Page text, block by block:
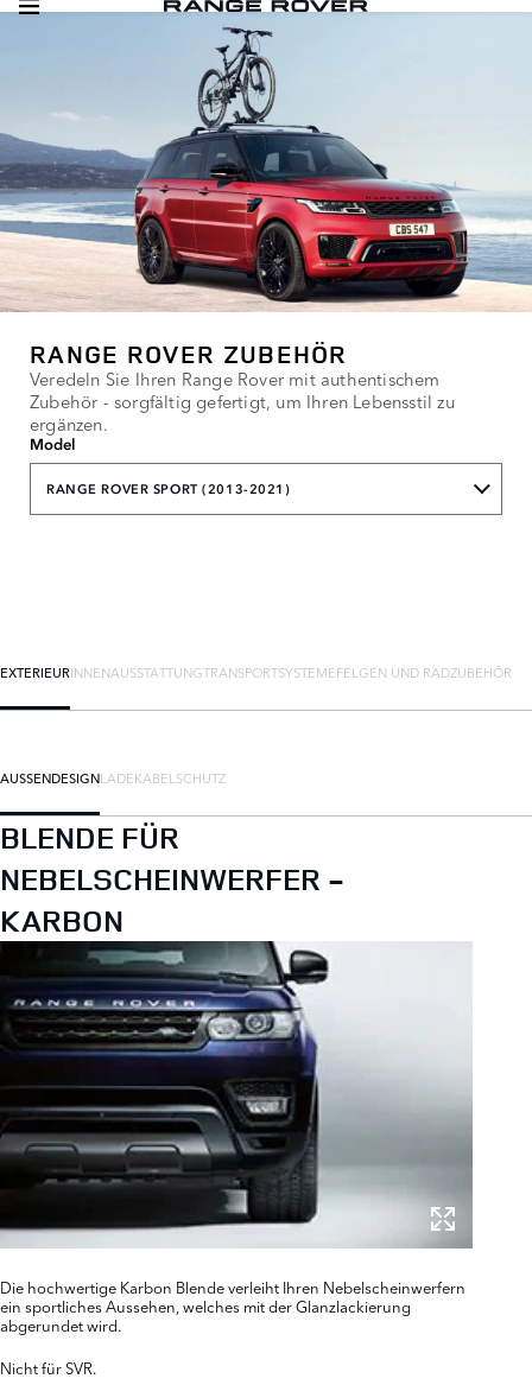
RANGE ROVER ZUBEHÖR
Veredeln Sie Ihren Range Rover mit authentischem
Zubehör - sorgfältig gefertigt, um Ihren Lebensstil zu
ergänzen.
Model
RANGE ROVER SPORT (2013-2021)
EXTERIEURINNENAUSSTATTUNGTRANSPORTSYSTEMEFELGEN UND RADZUBEHÖR
AUSSENDESIGN LADEKABELSCHUTZ
BLENDE FÜR
NEBELSCHEINWERFER -
KARBON
Die hochwertige Karbon Blende verleiht Ihren Nebelscheinwerfern
ein sportliches Aussehen, welches mit der Glanzlackierung
abgerundet wird.
Nicht für SVR.